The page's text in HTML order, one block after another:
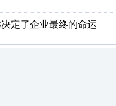
定了企业最终的命运